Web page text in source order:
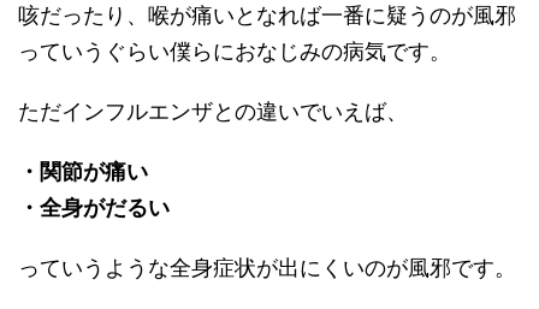
咳だったり、喉が痛いとなれば一番に疑うのが風邪
っていうぐらい僕らにおなじみの病気です。
ただインフルエンザとの違いでいえば、
・関節が痛い
・全身がだるい
っていうような全身症状が出にくいのが風邪です。